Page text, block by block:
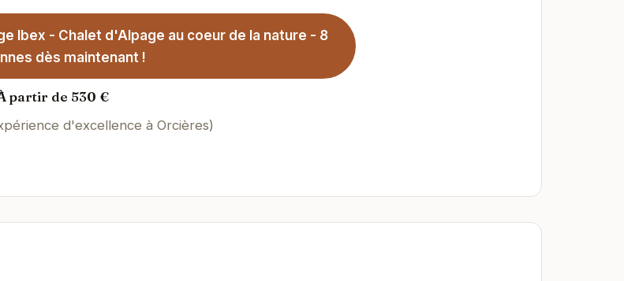
Ibex - Chalet d'Alpage au coeur de la nature - 8
dès maintenant !
partir de 530 €
d'excellence à Orcières)